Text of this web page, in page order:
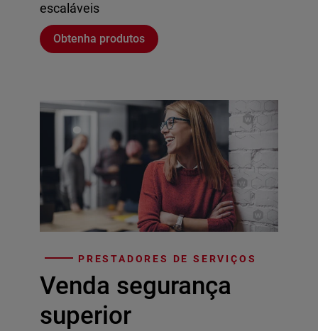
escaláveis
Obtenha produtos
PRESTADORES DE SERVIÇOS
Venda segurança
superior